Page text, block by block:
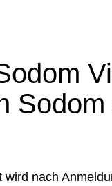
wird nach